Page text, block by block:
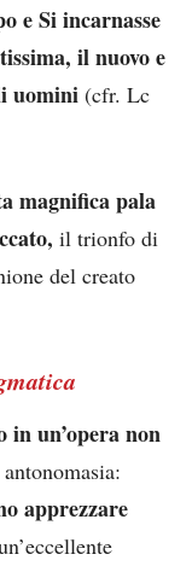
e Si incarnasse
il nuovo e
uomini (cfr. Lc
magnifica pala
il trionfo di
del creato
in un’opera non
apprezzare